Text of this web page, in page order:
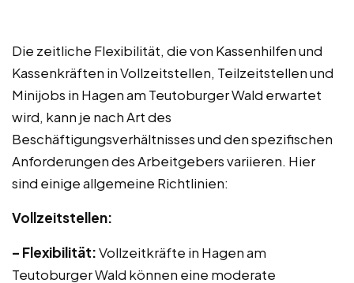
Die zeitliche Flexibilität, die von Kassenhilfen und
Kassenkräften in Vollzeitstellen, Teilzeitstellen und
Minijobs in Hagen am Teutoburger Wald erwartet
wird, kann je nach Art des
Beschäftigungsverhältnisses und den spezifischen
Anforderungen des Arbeitgebers variieren. Hier
sind einige allgemeine Richtlinien:
Vollzeitstellen:
– Flexibilität:Vollzeitkräfte in Hagen am
Teutoburger Wald können eine moderate